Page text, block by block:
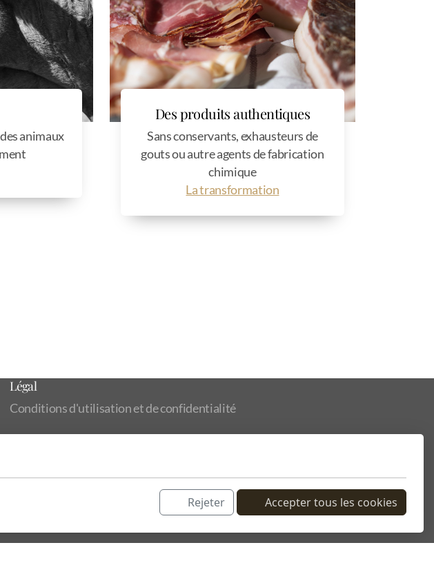
animaux
Des produits authentiques
Sans conservants, exhausteurs de
gouts ou autre agents de fabrication
chimique
La transformation
Légal
Conditions d'utilisation et de confidentialité
Rejeter Accepter tous les cookies